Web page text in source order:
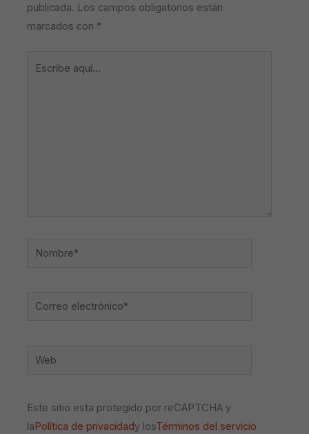
publicada. Los campos obligatorios están
marcados con *
Nombre*
Correo
Web
Este sitio esta protegido por reCAPTCHA y
laPolítica de privacidady losTérminos del servicio